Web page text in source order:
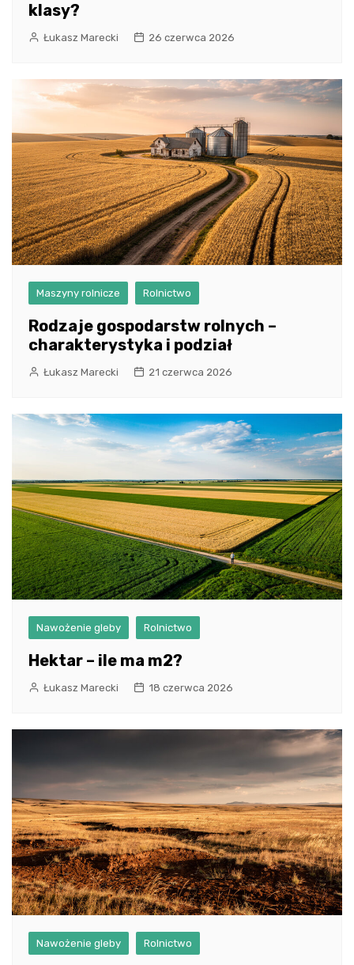
klasy?
Łukasz Marecki 26 czerwca 2026
Maszyny rolnicze Rolnictwo
Rodzaje gospodarstw rolnych –
charakterystyka i podział
Łukasz Marecki 21 czerwca 2026
Nawożenie gleby Rolnictwo
Hektar – ile ma m2?
Łukasz Marecki 18 czerwca 2026
Nawożenie gleby Rolnictwo